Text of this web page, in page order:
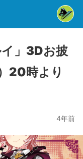
」3Dお披
20時より
4年前